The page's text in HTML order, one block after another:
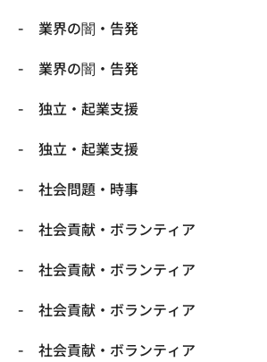
業界の闇・告発
業界の闇・告発
独立・起業支援
独立・起業支援
社会問題・時事
社会貢献・ボランティア
社会貢献・ボランティア
社会貢献・ボランティア
社会貢献・ボランティア